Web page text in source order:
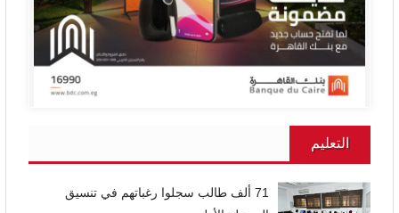
التعليم
71 ألف طالب سجلوا رغباتهم في تنسيق